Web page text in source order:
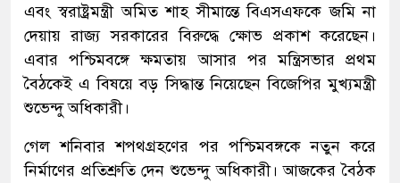
এবং স্বরাষ্ট্রমন্ত্রী অমিত শাহ সীমান্তে বিএসএফকে জমি না
দেয়ায় রাজ্য সরকারের বিরুদ্ধে ক্ষোভ প্রকাশ করেছেন।
এবার পশ্চিমবঙ্গে ক্ষমতায় আসার পর মন্ত্রিসভার প্রথম
বৈঠকেই এ বিষয়ে বড় সিদ্ধান্ত নিয়েছেন বিজেপির মুখ্যমন্ত্রী
শুভেন্দু অধিকারী।
গেল শনিবার শপথগ্রহণের পর পশ্চিমবঙ্গকে নতুন করে
নির্মাণের প্রতিশ্রুতি দেন শুভেন্দু অধিকারী। আজকের বৈঠক